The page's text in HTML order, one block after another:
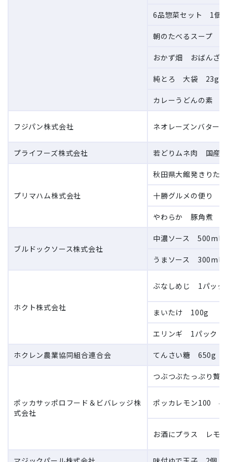
6品惣菜セット 1個
朝のたべるスープ
おかず畑 おばん
純とろ 大袋 23g
カレーうどんの素
フジパン株式会社 ネオレーズンバター
プライフーズ株式会社 若どりムネ肉 国
プリマハム株式会社
秋田県大館発きりた
十勝グルメの便り
やわらか 豚角煮
ブルドックソース株式会社
中濃ソース 500ml
うまソース 300ml
ホクト株式会社
ぶなしめじ 1パック
まいたけ 100g
エリンギ 1パック
ホクレン農業協同組合連合会 てんさい糖 650g
ポッカサッポロフード＆ビバレッジ株
式会社
つぶつぶたっぷり
ポッカレモン100
お酒にプラス レ